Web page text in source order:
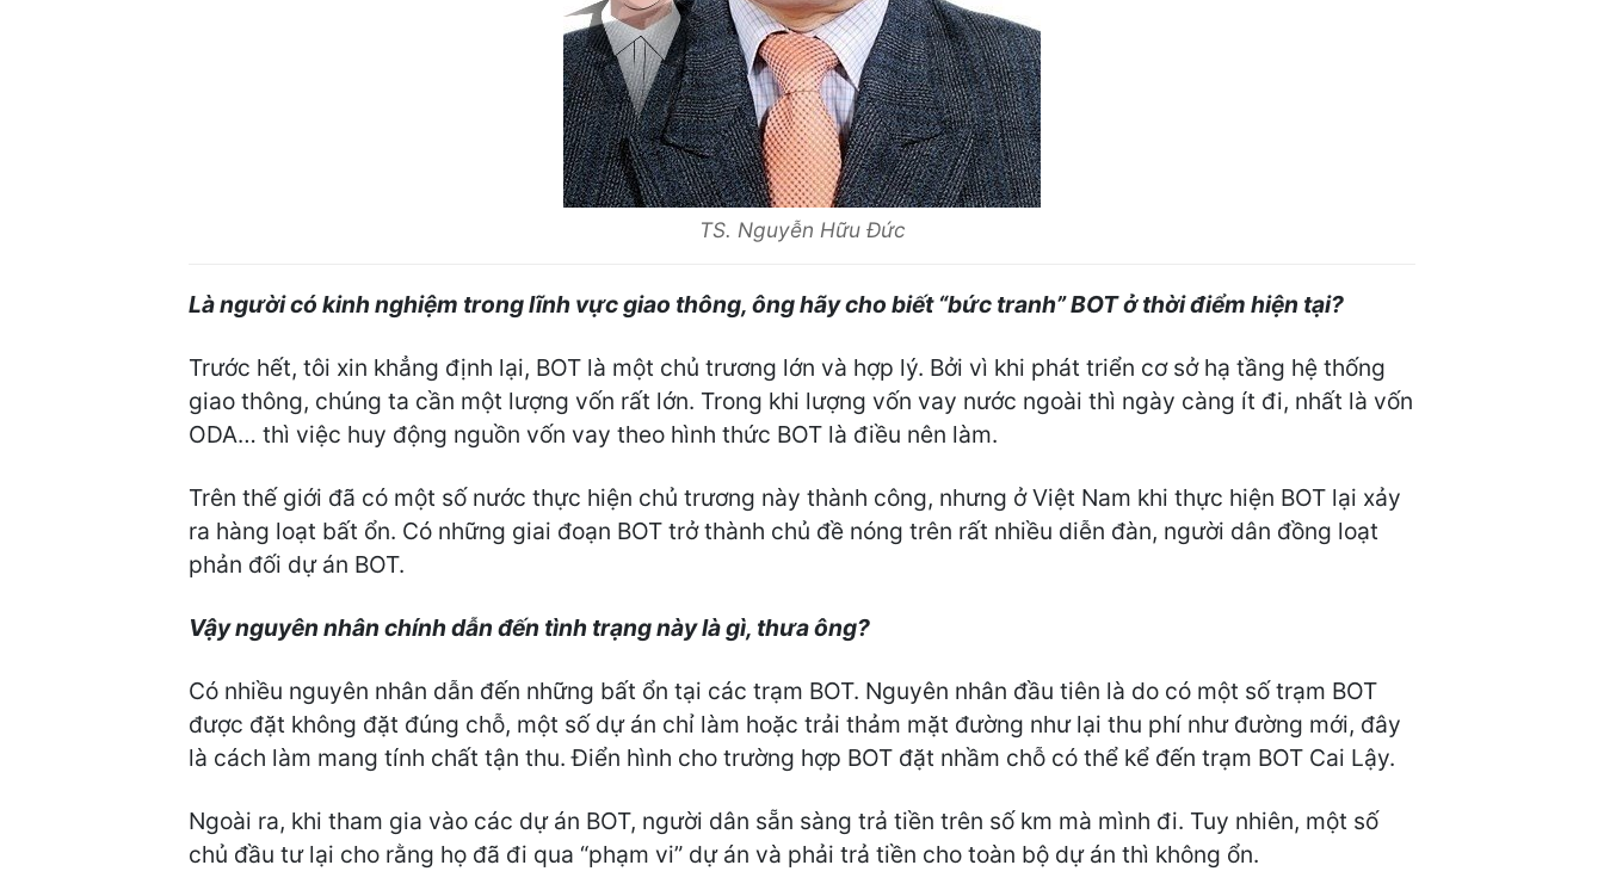
TS. Nguyễn Hữu Đức
Là người có kinh nghiệm trong lĩnh vực giao thông, ông hãy cho biết “bức tranh” BOT ở thời điểm hiện tại?
Trước hết, tôi xin khẳng định lại, BOT là một chủ trương lớn và hợp lý. Bởi vì khi phát triển cơ sở hạ tầng hệ thống
giao thông, chúng ta cần một lượng vốn rất lớn. Trong khi lượng vốn vay nước ngoài thì ngày càng ít đi, nhất là vốn
ODA… thì việc huy động nguồn vốn vay theo hình thức BOT là điều nên làm.
Trên thế giới đã có một số nước thực hiện chủ trương này thành công, nhưng ở Việt Nam khi thực hiện BOT lại xảy
ra hàng loạt bất ổn. Có những giai đoạn BOT trở thành chủ đề nóng trên rất nhiều diễn đàn, người dân đồng loạt
phản đối dự án BOT.
Vậy nguyên nhân chính dẫn đến tình trạng này là gì, thưa ông?
Có nhiều nguyên nhân dẫn đến những bất ổn tại các trạm BOT. Nguyên nhân đầu tiên là do có một số trạm BOT
được đặt không đặt đúng chỗ, một số dự án chỉ làm hoặc trải thảm mặt đường như lại thu phí như đường mới, đây
là cách làm mang tính chất tận thu. Điển hình cho trường hợp BOT đặt nhầm chỗ có thể kể đến trạm BOT Cai Lậy.
Ngoài ra, khi tham gia vào các dự án BOT, người dân sẵn sàng trả tiền trên số km mà mình đi. Tuy nhiên, một số
chủ đầu tư lại cho rằng họ đã đi qua “phạm vi” dự án và phải trả tiền cho toàn bộ dự án thì không ổn.